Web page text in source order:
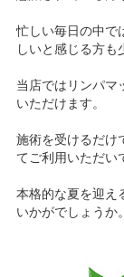
忙しい毎日の中で
しいと感じる方も
当店ではリンパマ
いただけます。
施術を受けるだけ
てご利用いただい
本格的な夏を迎え
いかがでしょうか。